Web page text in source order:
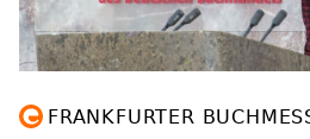
FRANKFURTER